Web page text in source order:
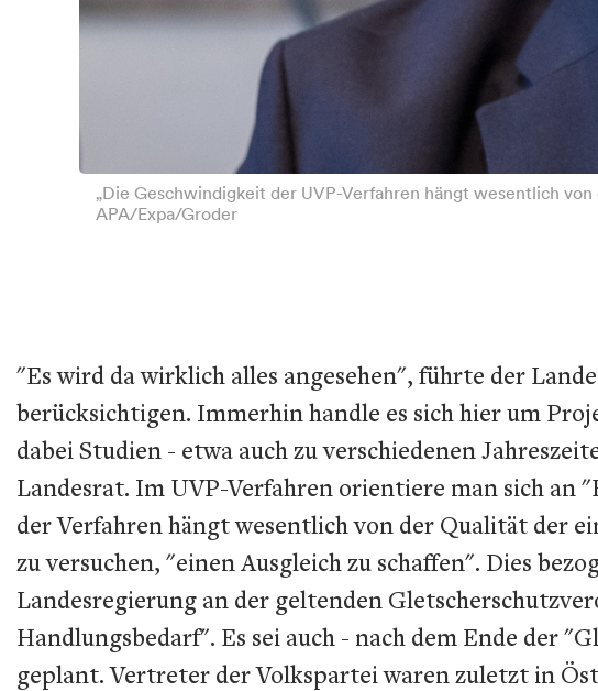
„Die Geschwindigkeit der UVP-Verfahren hängt wesentlich
APA/Expa/Groder
"Es wird da wirklich alles angesehen", führte der
berücksichtigen. Immerhin handle es sich hier um
dabei Studien - etwa auch zu verschiedenen
Landesrat. Im UVP-Verfahren orientiere man sich an
der Verfahren hängt wesentlich von der Qualität der
zu versuchen, "einen Ausgleich zu schaffen". Dies
Landesregierung an der geltenden
Handlungsbedarf". Es sei auch - nach dem Ende der
geplant. Vertreter der Volkspartei waren zuletzt in